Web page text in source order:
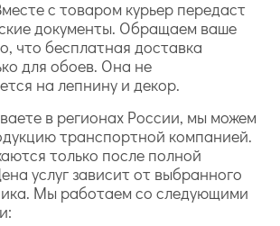
с товаром курьер передаст
документы. Обращаем ваше
что бесплатная доставка
для обоев. Она не
на лепнину и декор.
в регионах России, мы можем
транспортной компанией.
только после полной
услуг зависит от выбранного
Мы работаем со следующими